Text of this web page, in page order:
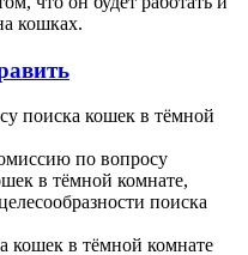
кошках.
поиска кошек в тёмной
по вопросу
в тёмной комнате,
поиска
кошек в тёмной комнате